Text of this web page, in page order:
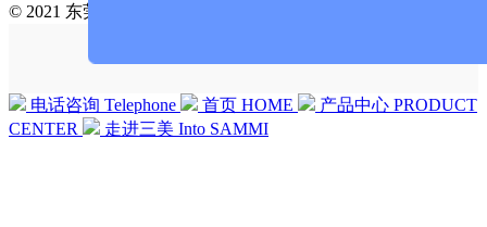
© 2021 东莞市三美化工科技有限公司 版权所有
电话咨询 Telephone 首页 HOME 产品中心 PRODUCT
CENTER
走进三美 Into SAMMI